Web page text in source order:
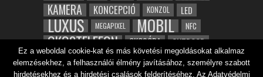
KAMERA KONCEPCIÓ KONZOL LED
LUXUS MEGAPIXEL MOBIL NFC
OKOSTELEFON OKOSÓRA OUTDOOR
ROBOT SAMSUNG SPORT TABLET
TESZT VIDEÓ VÍZÁLLÓ WIFI ZENE ZÖLD
Ez a weboldal cookie-kat és más követési megoldásokat alkalmaz
elemzésekhez, a felhasználói élmény javításához, személyre szabott
hirdetésekhez és a hirdetési csalások felderítéséhez. Az Adatvédelmi